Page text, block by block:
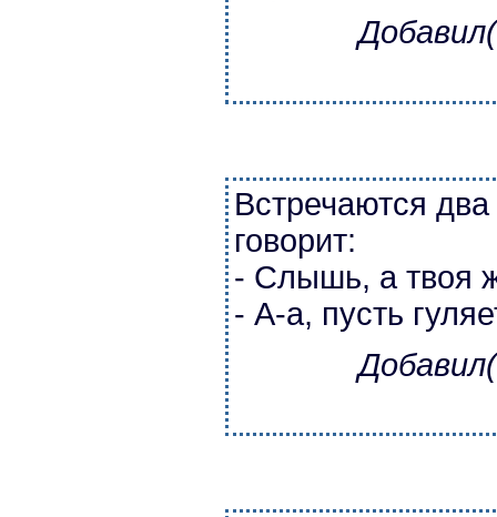
Встречаются
говорит:
- Слышь, а твоя
- А-а, пусть